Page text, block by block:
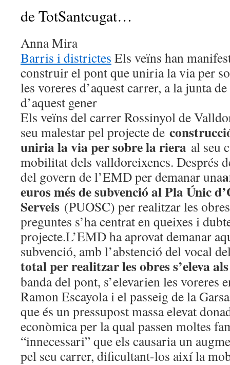
de TotSantcugat…
Anna Mira
Barris i districtes Els veïns han
construir el pont que uniria la via per
les voreres d’aquest carrer, a la junta
d’aquest gener
Els veïns del carrer Rossinyol de
seu malestar pel projecte de
uniria la via per sobre la riera al seu
mobilitat dels valldoreixencs. Després
del govern de l’EMD per demanar una
euros més de subvenció al Pla Únic
Serveis (PUOSC) per realitzar les
preguntes s’ha centrat en queixes i
projecte.L’EMD ha aprovat demanar
subvenció, amb l’abstenció del vocal
total per realitzar les obres s’eleva
banda del pont, s’elevarien les voreres
Ramon Escayola i el passeig de la
que és un pressupost massa elevat
econòmica per la qual passen moltes
“innecessari” que els causaria un
pel seu carrer, dificultant-los així la